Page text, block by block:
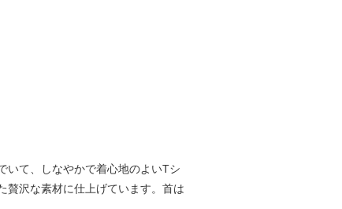
いて、しなやかで着心地のよいTシ
贅沢な素材に仕上げています。首は